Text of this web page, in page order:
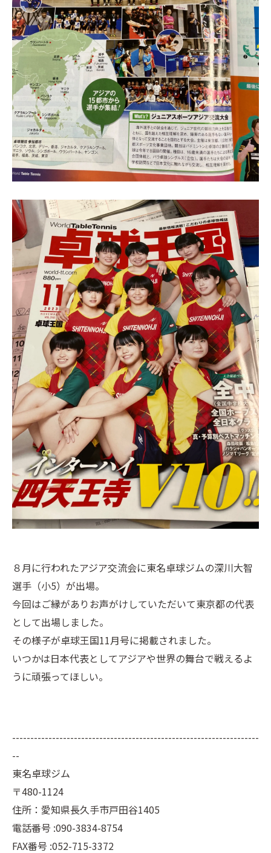
８月に行われたアジア交流会に東名卓球ジムの深川大智
選手（小5）が出場。
今回はご縁がありお声がけしていただいて東京都の代表
として出場しました。
その様子が卓球王国11月号に掲載されました。
いつかは日本代表としてアジアや世界の舞台で戦えるよ
うに頑張ってほしい。
--------------------------------------------------------------------
--
東名卓球ジム
〒480-1124
住所：愛知県長久手市戸田谷1405
電話番号 :090-3834-8754
FAX番号 :052-715-3372